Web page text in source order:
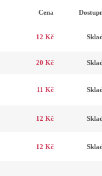
Cena
12 Kč
20 Kč
11 Kč
12 Kč
12 Kč